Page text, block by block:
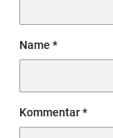
Name
Kommentar